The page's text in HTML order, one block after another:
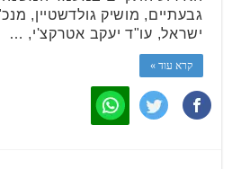
גבעתיים, מושיק גולדשטיין,
ישראל, עו"ד יעקב אטרקצ'י, …
קרא עוד »